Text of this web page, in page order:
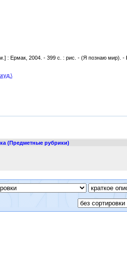
: Ермак, 2004. - 399 с. : рис. - (Я познаю мир). -
(Предметные рубрики)